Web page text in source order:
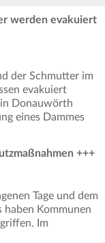
werden evakuiert
der Schmutter im
evakuiert
Donauwörth
eines Dammes
+++
Tage und dem
haben Kommunen
Im